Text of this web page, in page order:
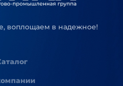
воплощаем в надежное!